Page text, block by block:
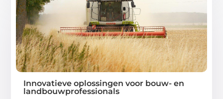
Innovatieve oplossingen voor bouw- en
landbouwprofessionals